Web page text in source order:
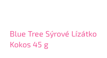
Blue Tree Sýrové Lízátko
Kokos 45 g